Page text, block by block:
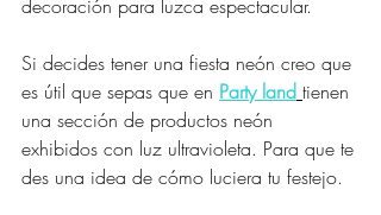
decoración para luzca espectacular.
Si decides tener una fiesta neón creo que
es útil que sepas que en Party land tienen
una sección de productos neón
exhibidos con luz ultravioleta. Para que te
des una idea de cómo luciera tu festejo.